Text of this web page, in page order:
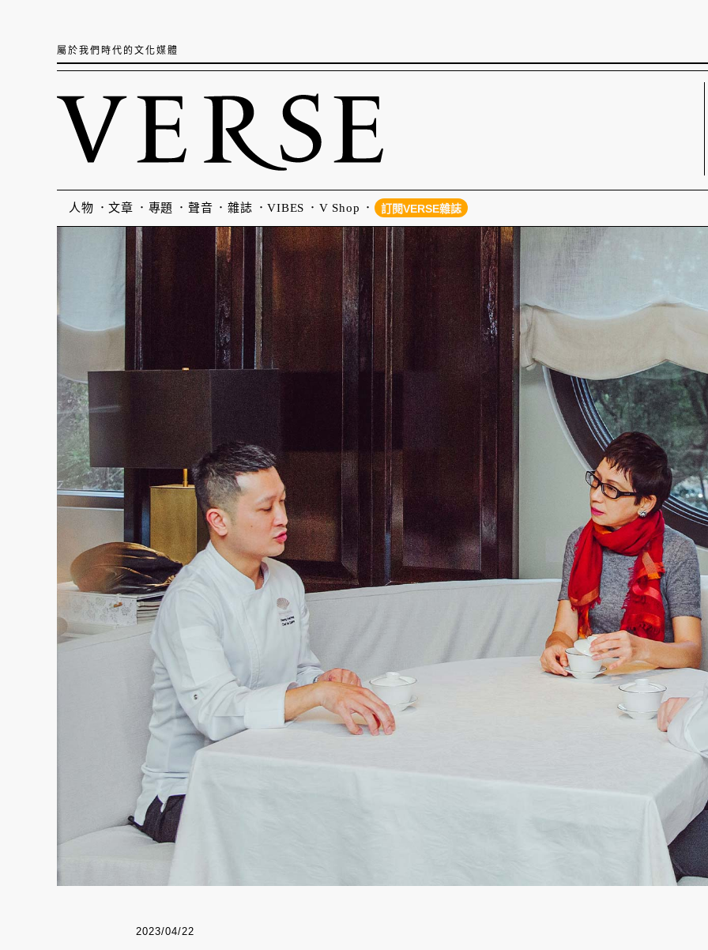
屬於我們時代的文化媒體
人物 文章 專題 聲音 雜誌 VIBES V Shop 訂閱VERSE雜誌
2023/04/22